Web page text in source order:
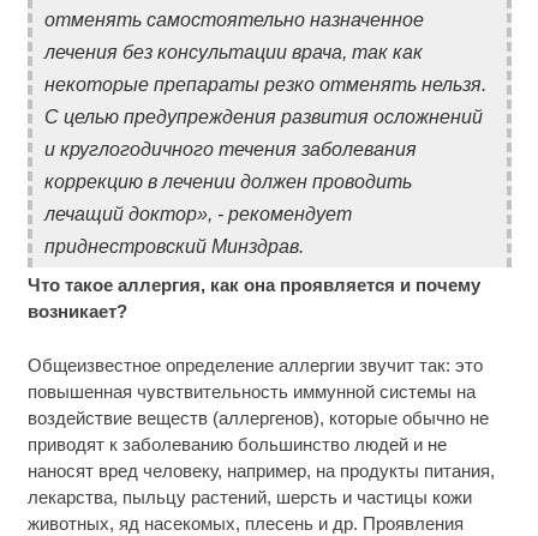
отменять самостоятельно назначенное
лечения без консультации врача, так как
некоторые препараты резко отменять нельзя.
С целью предупреждения развития осложнений
и круглогодичного течения заболевания
коррекцию в лечении должен проводить
лечащий доктор», - рекомендует
приднестровский Минздрав.
Что такое аллергия, как она проявляется и почему
возникает?
Общеизвестное определение аллергии звучит так: это
повышенная чувствительность иммунной системы на
воздействие веществ (аллергенов), которые обычно не
приводят к заболеванию большинство людей и не
наносят вред человеку, например, на продукты питания,
лекарства, пыльцу растений, шерсть и частицы кожи
животных, яд насекомых, плесень и др. Проявления